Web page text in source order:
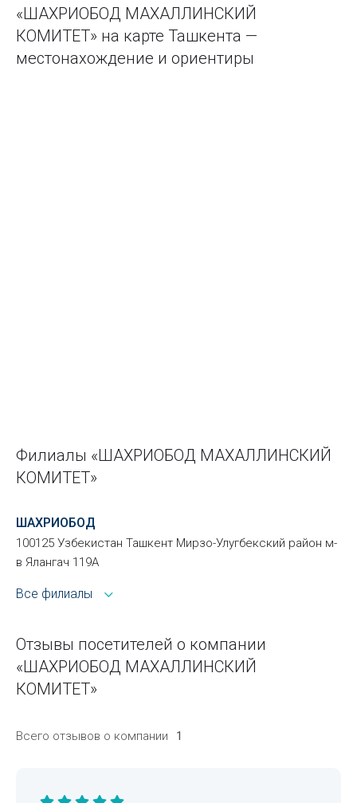
«ШАХРИОБОД МАХАЛЛИНСКИЙ
КОМИТЕТ» на карте Ташкента —
местонахождение и ориентиры
Филиалы «ШАХРИОБОД МАХАЛЛИНСКИЙ
КОМИТЕТ»
ШАХРИОБОД
100125 Узбекистан Ташкент Мирзо-Улугбекский район м-
в Ялангач 119А
Все филиалы
Отзывы посетителей о компании
«ШАХРИОБОД МАХАЛЛИНСКИЙ
КОМИТЕТ»
Всего отзывов о компании 1